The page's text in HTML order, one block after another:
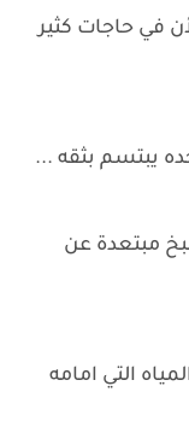
في حاجات كثير
يبتسم بثقه ...
مبتعدة عن
التي امامه